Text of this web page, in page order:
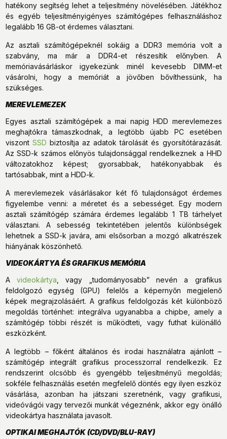
hatékony segítség lehet a teljesítmény növelésében. Játékhoz
és egyéb teljesítményigényes számítógépes felhasználáshoz
legalább 16 GB-ot érdemes választani.
Az asztali számítógépeknél sokáig a DDR3 memória volt a
szabvány, ma már a DDR4-et részesítik előnyben. A
memóriavásárláskor igyekezünk minél kevesebb DIMM-et
vásárolni, hogy a memóriát a jövőben bővíthessünk, ha
szükséges.
MEREVLEMEZEK
Egyes asztali számítógépek a mai napig HDD merevlemezes
meghajtókra támaszkodnak, a legtöbb újabb PC esetében
viszont SSD biztosítja az adatok tárolását és gyorsítótárazását.
Az SSD-k számos előnyös tulajdonsággal rendelkeznek a HHD
változatokhoz képest; gyorsabbak, hatékonyabbak és
tartósabbak, mint a HDD-k.
A merevlemezek vásárlásakor két fő tulajdonságot érdemes
figyelembe venni: a méretet és a sebességet. Egy modern
asztali számítógép számára érdemes legalább 1 TB tárhelyet
választani. A sebesség tekintetében jelentős különbségek
lehetnek a SSD-k javára, ami elsősorban a mozgó alkatrészek
hiányának köszönhető.
VIDEOKÁRTYA ÉS GRAFIKUS MEMÓRIA
A videokártya , vagy „tudományosabb” nevén a grafikus
feldolgozó egység (GPU) felelős a képernyőn megjelenő
képek megrajzolásáért. A grafikus feldolgozás két különböző
megoldás történhet: integrálva ugyanabba a chipbe, amely a
számítógép többi részét is működteti, vagy futhat különálló
eszközként.
A legtöbb – főként általános és irodai használatra ajánlott –
számítógép integrált grafikus processzorral rendelkezik. Ez
rendszerint olcsóbb és gyengébb teljesítményű megoldás;
sokféle felhasználás esetén megfelelő döntés egy ilyen eszköz
vásárlása, azonban ha játszani szeretnénk, vagy grafikusi,
videóvágói vagy tervezői munkát végeznénk, akkor egy önálló
videokártya használata javasolt.
OPTIKAI MEGHAJTÓK (CD/DVD/BLU-RAY)